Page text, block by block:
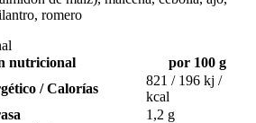
romero
nutricional
por 100 g
/ Calorías
821 / 196 kj /
kcal
1,2 g